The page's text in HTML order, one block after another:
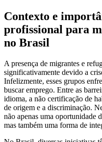
Contexto e
profissional para
no Brasil
A presença de migrantes e
significativamente devido a
Infelizmente, esses grupos
buscar emprego. Entre as
idioma, a não certificação de
de origem e a discriminação.
não apenas uma
mas também uma forma de